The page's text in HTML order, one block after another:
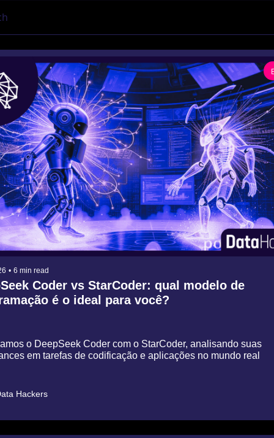
• 6 min read
Coder vs StarCoder: qual modelo de
é o ideal para você?
o DeepSeek Coder com o StarCoder, analisando suas
em tarefas de codificação e aplicações no mundo real
Hackers